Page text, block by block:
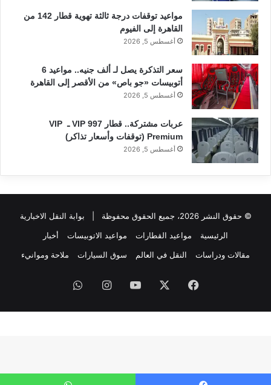
مواعيد توقفات درجة ثالثة تهوية قطار 142 من
القاهرة إلى الفيوم
أغسطس 5, 2026
سعر التذكرة يصل لـ ألف جنيه.. مواعيد 6
أتوبيسات «جو باص» من الأقصر إلى القاهرة
أغسطس 5, 2026
عربات مشتركة.. قطار 997 VIP ـ VIP
Premium (توقفات وأسعار تذاكر)
أغسطس 5, 2026
© حقوق النشر 2026، جميع الحقوق محفوظة |
بوابة النقل الاخبارية
الرئيسية
مواعيد القطارات مواعيد الاتوبيسات
أخبار
مقالات ودراسات
النقل في العالم سوق السيارات ملاحة وموانيء
فيسبوك ‫YouTubeانستقرام